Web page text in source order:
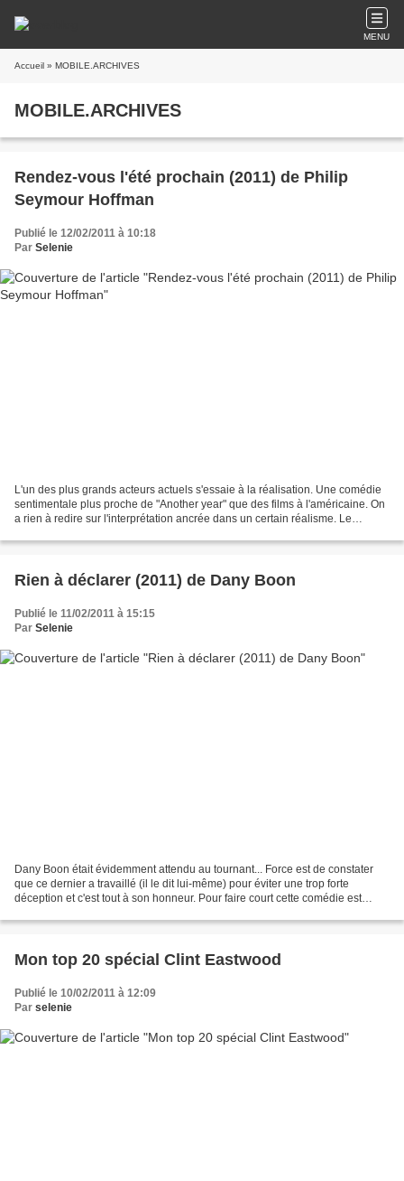
MENU
Accueil » MOBILE.ARCHIVES
MOBILE.ARCHIVES
Rendez-vous l'été prochain (2011) de Philip
Seymour Hoffman
Publié le 12/02/2011 à 10:18
Par Selenie
L'un des plus grands acteurs actuels s'essaie à la réalisation. Une comédie
sentimentale plus proche de "Another year" que des films à l'américaine. On
a rien à redire sur l'interprétation ancrée dans un certain réalisme. Le
Rien à déclarer (2011) de Dany Boon
Publié le 11/02/2011 à 15:15
Par Selenie
Dany Boon était évidemment attendu au tournant... Force est de constater
que ce dernier a travaillé (il le dit lui-même) pour éviter une trop forte
déception et c'est tout à son honneur. Pour faire court cette comédie est
Mon top 20 spécial Clint Eastwood
Publié le 10/02/2011 à 12:09
Par selenie